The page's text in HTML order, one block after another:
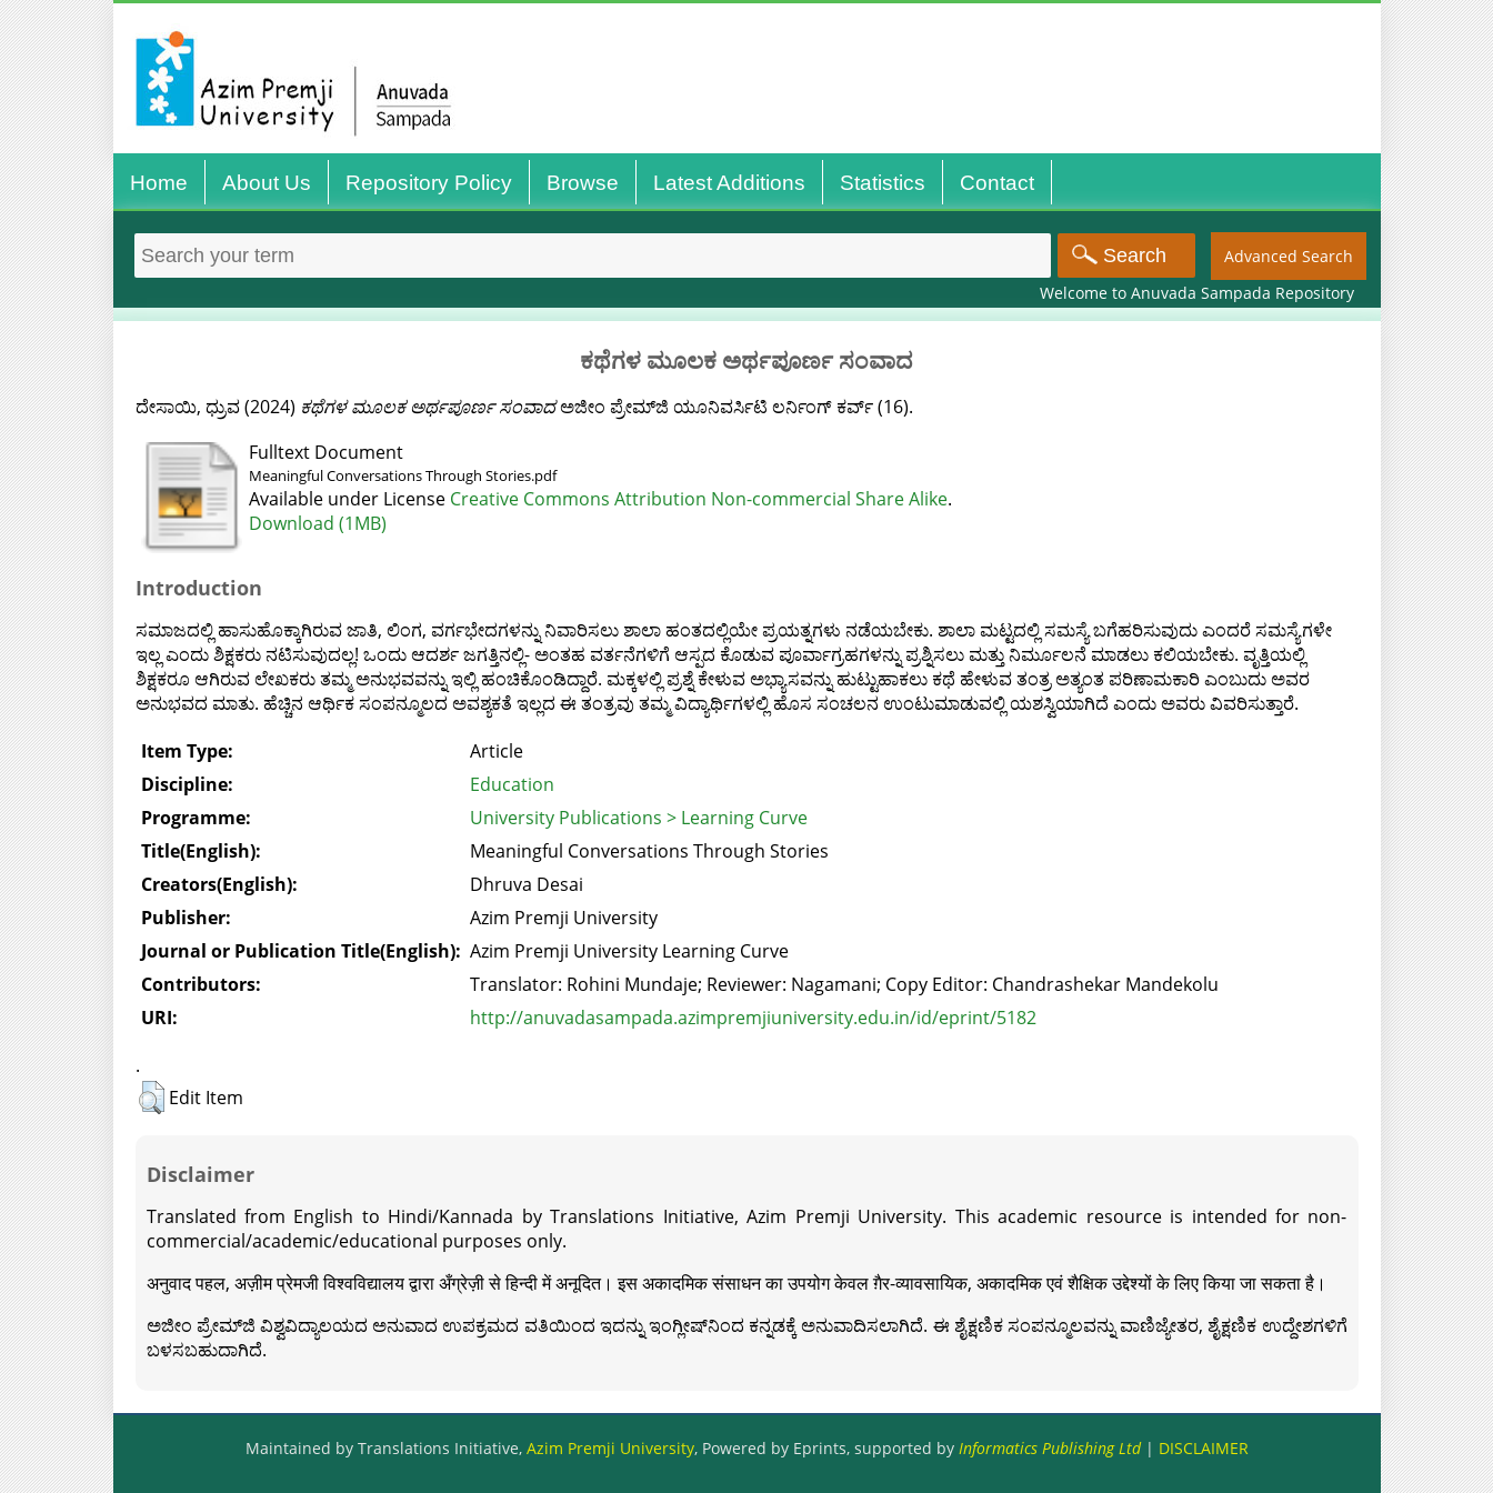
Home About Us Repository Policy Browse Latest Additions Statistics Contact
Advanced Search
Welcome to Anuvada Sampada Repository
ಕಥೆಗಳ ಮೂಲಕ ಅರ್ಥಪೂರ್ಣ ಸಂವಾದ
ದೇಸಾಯಿ, ಧ್ರುವ(2024) ಕಥೆಗಳ ಮೂಲಕ ಅರ್ಥಪೂರ್ಣ ಸಂವಾದಅಜೀಂ ಪ್ರೇಮ್‌ಜಿ ಯೂನಿವರ್ಸಿಟಿ ಲರ್ನಿಂಗ್ ಕರ್ವ್ (16).
Fulltext Document
Meaningful Conversations Through Stories.pdf
Available under License Creative Commons Attribution Non-commercial Share Alike.
Download (1MB)
Introduction
ಸಮಾಜದಲ್ಲಿ ಹಾಸುಹೊಕ್ಕಾಗಿರುವ ಜಾತಿ, ಲಿಂಗ, ವರ್ಗಭೇದಗಳನ್ನು ನಿವಾರಿಸಲು ಶಾಲಾ ಹಂತದಲ್ಲಿಯೇ ಪ್ರಯತ್ನಗಳು ನಡೆಯಬೇಕು. ಶಾಲಾ ಮಟ್ಟದಲ್ಲಿ ಸಮಸ್ಯೆ ಬಗೆಹರಿಸುವುದು ಎಂದರೆ ಸಮಸ್ಯೆಗಳೇ
ಇಲ್ಲ ಎಂದು ಶಿಕ್ಷಕರು ನಟಿಸುವುದಲ್ಲ! ಒಂದು ಆದರ್ಶ ಜಗತ್ತಿನಲ್ಲಿ- ಅಂತಹ ವರ್ತನೆಗಳಿಗೆ ಆಸ್ಪದ ಕೊಡುವ ಪೂರ್ವಾಗ್ರಹಗಳನ್ನು ಪ್ರಶ್ನಿಸಲು ಮತ್ತು ನಿರ್ಮೂಲನೆ ಮಾಡಲು ಕಲಿಯಬೇಕು. ವೃತ್ತಿಯಲ್ಲಿ
ಶಿಕ್ಷಕರೂ ಆಗಿರುವ ಲೇಖಕರು ತಮ್ಮ ಅನುಭವವನ್ನು ಇಲ್ಲಿ ಹಂಚಿಕೊಂಡಿದ್ದಾರೆ. ಮಕ್ಕಳಲ್ಲಿ ಪ್ರಶ್ನೆ ಕೇಳುವ ಅಭ್ಯಾಸವನ್ನು ಹುಟ್ಟುಹಾಕಲು ಕಥೆ ಹೇಳುವ ತಂತ್ರ ಅತ್ಯಂತ ಪರಿಣಾಮಕಾರಿ ಎಂಬುದು ಅವರ
ಅನುಭವದ ಮಾತು. ಹೆಚ್ಚಿನ ಆರ್ಥಿಕ ಸಂಪನ್ಮೂಲದ ಅವಶ್ಯಕತೆ ಇಲ್ಲದ ಈ ತಂತ್ರವು ತಮ್ಮ ವಿದ್ಯಾರ್ಥಿಗಳಲ್ಲಿ ಹೊಸ ಸಂಚಲನ ಉಂಟುಮಾಡುವಲ್ಲಿ ಯಶಸ್ವಿಯಾಗಿದೆ ಎಂದು ಅವರು ವಿವರಿಸುತ್ತಾರೆ.
Item Type:
Article
Discipline:
Education
Programme:
University Publications > Learning Curve
Title(English):
Meaningful Conversations Through Stories
Creators(English):
Dhruva Desai
Publisher:
Azim Premji University
Journal or Publication Title(English): Azim Premji University Learning Curve
Contributors:
Translator: Rohini Mundaje; Reviewer: Nagamani; Copy Editor: Chandrashekar Mandekolu
URI:
http://anuvadasampada.azimpremjiuniversity.edu.in/id/eprint/5182
.
Edit Item
Disclaimer
Translated from English to Hindi/Kannada by Translations Initiative, Azim Premji University. This academic resource is intended for non-
commercial/academic/educational purposes only.
अनुवाद पहल, अज़ीम प्रेमजी विश्वविद्यालय द्वारा अँग्रेज़ी से हिन्दी में अनूदित। इस अकादमिक संसाधन का उपयोग केवल ग़ैर-व्यावसायिक, अकादमिक एवं शैक्षिक उद्देश्यों के लिए किया जा सकता है।
ಅಜೀಂ ಪ್ರೇಮ್‍ಜಿ ವಿಶ್ವವಿದ್ಯಾಲಯದ ಅನುವಾದ ಉಪಕ್ರಮದ ವತಿಯಿಂದ ಇದನ್ನು ಇಂಗ್ಲೀಷ್‍ನಿಂದ ಕನ್ನಡಕ್ಕೆ ಅನುವಾದಿಸಲಾಗಿದೆ. ಈ ಶೈಕ್ಷಣಿಕ ಸಂಪನ್ಮೂಲವನ್ನು ವಾಣಿಜ್ಯೇತರ, ಶೈಕ್ಷಣಿಕ ಉದ್ದೇಶಗಳಿಗೆ
ಬಳಸಬಹುದಾಗಿದೆ.
Maintained by Translations Initiative, Azim Premji University, Powered by Eprints, supported by Informatics Publishing Ltd| DISCLAIMER